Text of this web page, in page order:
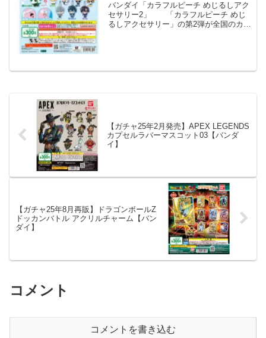
バンダイ「カラフルピーチ めじるしアク
セサリー2」 「カラフルピーチ めじ
るしアクセサリー」の第2弾が全国のカプ
【ガチャ25年2月発売】APEX LEGENDS
カプセルラバーマスコット03【バンダ
イ】
【ガチャ25年8月再販】ドラゴンボールZ
ドッカンバトル アクリルチャーム【バン
ダイ】
コメント
コメントを書き込む